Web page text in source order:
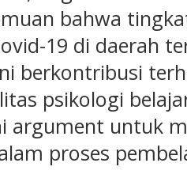
bahwa
19 di daerah
berkontribusi
psikologi
argument untuk
proses